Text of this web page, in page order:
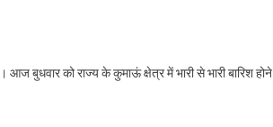
आज बुधवार को राज्य के कुमाऊं क्षेत्र में भारी से भारी बारिश होने